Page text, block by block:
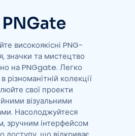
високоякісні PNG-
значки та мистецтво
на PNGgate. Легко
різноманітній колекції
свої проекти
візуальними
Насолоджуйтеся
зручним інтерфейсом